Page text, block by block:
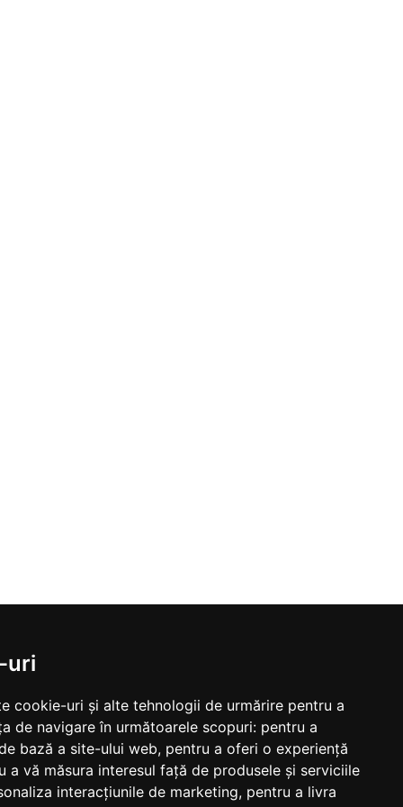
uri
cookie-uri și alte tehnologii de urmărire pentru a
de navigare în următoarele scopuri: pentru a
bază a site-ului web, pentru a oferi o experiență
a vă măsura interesul față de produsele și serviciile
interacțiunile de marketing, pentru a livra